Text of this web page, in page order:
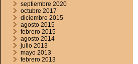
septiembre 2020
octubre 2017
diciembre 2015
agosto 2015
febrero 2015
agosto 2014
julio 2013
mayo 2013
febrero 2013